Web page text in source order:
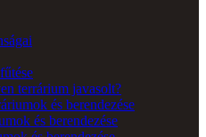
terrárium javasolt?
és berendezése
és berendezése